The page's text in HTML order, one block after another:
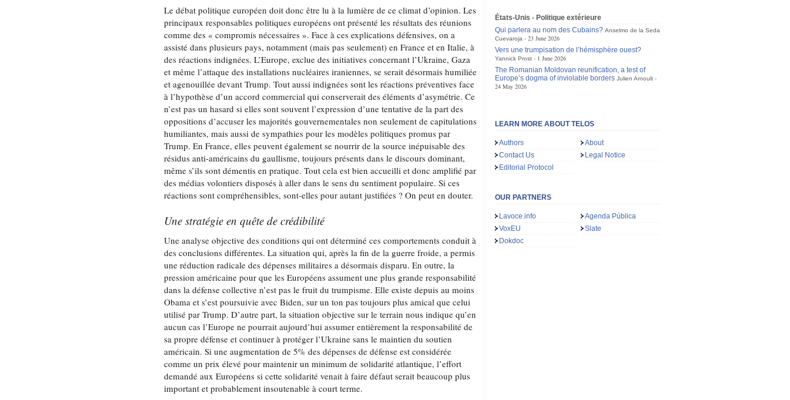
Le débat politique européen doit donc être lu à la lumière de ce climat d’opinion. Les
principaux responsables politiques européens ont présenté les résultats des réunions
comme des « compromis nécessaires ». Face à ces explications défensives, on a
assisté dans plusieurs pays, notamment (mais pas seulement) en France et en Italie, à
des réactions indignées. L’Europe, exclue des initiatives concernant l’Ukraine, Gaza
et même l’attaque des installations nucléaires iraniennes, se serait désormais humiliée
et agenouillée devant Trump. Tout aussi indignées sont les réactions préventives face
à l’hypothèse d’un accord commercial qui conserverait des éléments d’asymétrie. Ce
n’est pas un hasard si elles sont souvent l’expression d’une tentative de la part des
oppositions d’accuser les majorités gouvernementales non seulement de capitulations
humiliantes, mais aussi de sympathies pour les modèles politiques promus par
Trump. En France, elles peuvent également se nourrir de la source inépuisable des
résidus anti-américains du gaullisme, toujours présents dans le discours dominant,
même s’ils sont démentis en pratique. Tout cela est bien accueilli et donc amplifié par
des médias volontiers disposés à aller dans le sens du sentiment populaire. Si ces
réactions sont compréhensibles, sont-elles pour autant justifiées ? On peut en douter.
Une stratégie en quête de crédibilité
Une analyse objective des conditions qui ont déterminé ces comportements conduit à
des conclusions différentes. La situation qui, après la fin de la guerre froide, a permis
une réduction radicale des dépenses militaires a désormais disparu. En outre, la
pression américaine pour que les Européens assument une plus grande responsabilité
dans la défense collective n’est pas le fruit du trumpisme. Elle existe depuis au moins
Obama et s’est poursuivie avec Biden, sur un ton pas toujours plus amical que celui
utilisé par Trump. D’autre part, la situation objective sur le terrain nous indique qu’en
aucun cas l’Europe ne pourrait aujourd’hui assumer entièrement la responsabilité de
sa propre défense et continuer à protéger l’Ukraine sans le maintien du soutien
américain. Si une augmentation de 5% des dépenses de défense est considérée
comme un prix élevé pour maintenir un minimum de solidarité atlantique, l’effort
demandé aux Européens si cette solidarité venait à faire défaut serait beaucoup plus
important et probablement insoutenable à court terme.
États-Unis - Politique extérieure
Qui parlera au nom des Cubains? Anselmo de la Seda
Cuevaroja
23 June 2026
Vers une trumpisation de l’hémisphère ouest?
Yannick Prost
1 June 2026
The Romanian Moldovan reunification, a test of
Europe’s dogma of inviolable borders Julien Arnoult
24 May 2026
LEARN MORE ABOUT TELOS
Authors
About
Contact Us
Legal Notice
Editorial Protocol
OUR PARTNERS
Lavoce.info
Agenda Pública
VoxEU
Slate
Dokdoc